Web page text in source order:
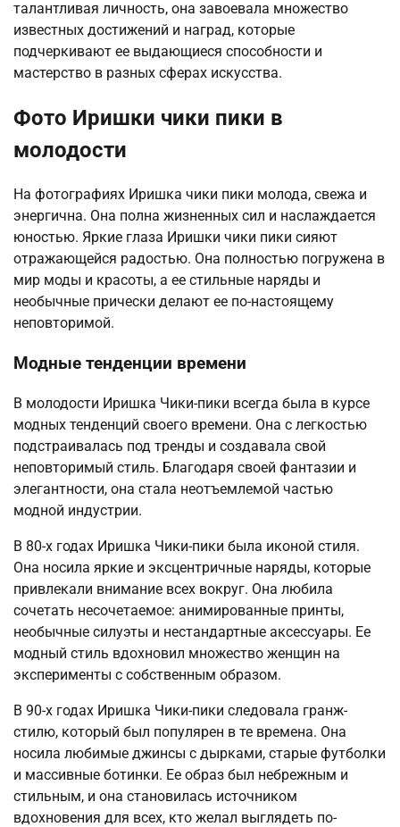
талантливая личность, она завоевала множество
известных достижений и наград, которые
подчеркивают ее выдающиеся способности и
мастерство в разных сферах искусства.
Фото Иришки чики пики в
молодости
На фотографиях Иришка чики пики молода, свежа и
энергична. Она полна жизненных сил и наслаждается
юностью. Яркие глаза Иришки чики пики сияют
отражающейся радостью. Она полностью погружена в
мир моды и красоты, а ее стильные наряды и
необычные прически делают ее по-настоящему
неповторимой.
Модные тенденции времени
В молодости Иришка Чики-пики всегда была в курсе
модных тенденций своего времени. Она с легкостью
подстраивалась под тренды и создавала свой
неповторимый стиль. Благодаря своей фантазии и
элегантности, она стала неотъемлемой частью
модной индустрии.
В 80-х годах Иришка Чики-пики была иконой стиля.
Она носила яркие и эксцентричные наряды, которые
привлекали внимание всех вокруг. Она любила
сочетать несочетаемое: анимированные принты,
необычные силуэты и нестандартные аксессуары. Ее
модный стиль вдохновил множество женщин на
эксперименты с собственным образом.
В 90-х годах Иришка Чики-пики следовала гранж-
стилю, который был популярен в те времена. Она
носила любимые джинсы с дырками, старые футболки
и массивные ботинки. Ее образ был небрежным и
стильным, и она становилась источником
вдохновения для всех, кто желал выглядеть по-